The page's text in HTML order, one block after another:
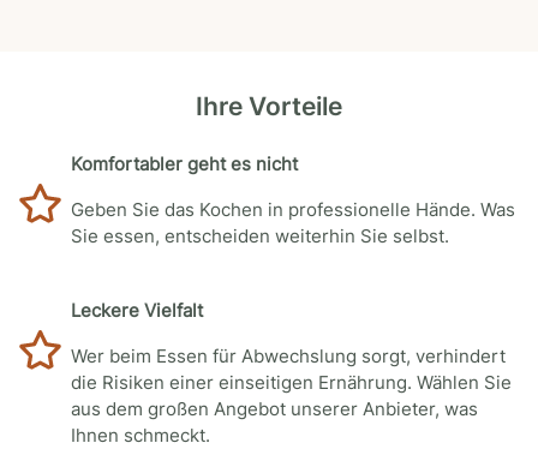
Ihre Vorteile
Komfortabler geht es nicht
Geben Sie das Kochen in professionelle Hände. Was
Sie essen, entscheiden weiterhin Sie selbst.
Leckere Vielfalt
Wer beim Essen für Abwechslung sorgt, verhindert
die Risiken einer einseitigen Ernährung. Wählen Sie
aus dem großen Angebot unserer Anbieter, was
Ihnen schmeckt.